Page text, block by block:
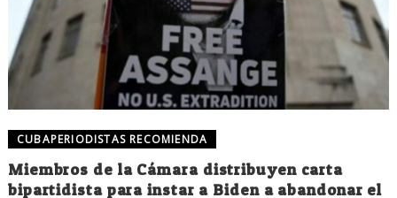
CUBAPERIODISTAS RECOMIENDA
Miembros de la Cámara distribuyen carta
bipartidista para instar a Biden a abandonar el